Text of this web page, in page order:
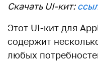
Скачать UI-кит:
Этот UI-кит для
содержит
любых